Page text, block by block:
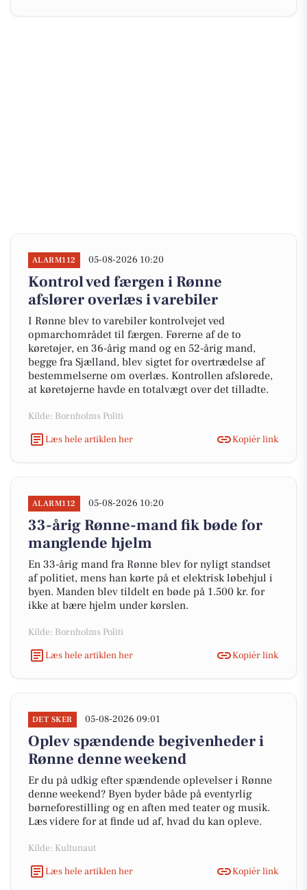
ALARM112 05-08-2026 10:20
Kontrol ved færgen i Rønne
afslører overlæs i varebiler
I Rønne blev to varebiler kontrolvejet ved
opmarchområdet til færgen. Førerne af de to
køretøjer, en 36-årig mand og en 52-årig mand,
begge fra Sjælland, blev sigtet for overtrædelse af
bestemmelserne om overlæs. Kontrollen afslørede,
at køretøjerne havde en totalvægt over det tilladte.
Kilde: Bornholms Politi
Læs hele artiklen her
Kopiér link
ALARM112 05-08-2026 10:20
33-årig Rønne-mand fik bøde for
manglende hjelm
En 33-årig mand fra Rønne blev for nyligt standset
af politiet, mens han kørte på et elektrisk løbehjul i
byen. Manden blev tildelt en bøde på 1.500 kr. for
ikke at bære hjelm under kørslen.
Kilde: Bornholms Politi
Læs hele artiklen her
Kopiér link
DET SKER 05-08-2026 09:01
Oplev spændende begivenheder i
Rønne denne weekend
Er du på udkig efter spændende oplevelser i Rønne
denne weekend? Byen byder både på eventyrlig
børneforestilling og en aften med teater og musik.
Læs videre for at finde ud af, hvad du kan opleve.
Kilde: Kultunaut
Læs hele artiklen her
Kopiér link